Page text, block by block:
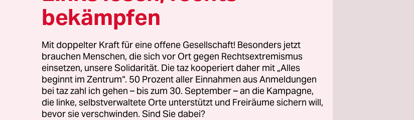
sich her, so als würde er auf einem Pferd reiten.
55-jährige Dissident fröhlich in Handschellen
der chinesiche Künstler Ai Weiwei eine Parodie
geklicktenYoutube-Hit „Gangnam-Style“des
Psy produziert.
bekämpfen
Mit doppelter Kraft für eine offene Gesellschaft! Besonders jetzt
brauchen Menschen, die sich vor Ort gegen Rechtsextremismus
einsetzen, unsere Solidarität. Die taz kooperiert daher mit „Alles
beginnt im Zentrum“. 50 Prozent aller Einnahmen aus Anmeldungen
bei taz zahl ich gehen – bis zum 30. September – an die Kampagne,
die linke, selbstverwaltete Orte unterstützt und Freiräume sichern will,
bevor sie verschwinden. Sind Sie dabei?